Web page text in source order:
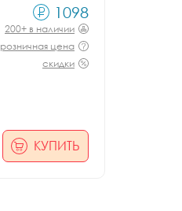
1098
200+ в наличии
розничная цена
скидки
КУПИТЬ